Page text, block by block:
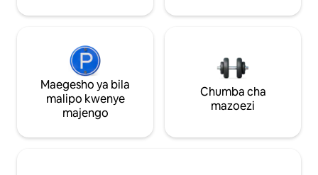
Maegesho ya bila
malipo kwenye
majengo
Chumba cha
mazoezi